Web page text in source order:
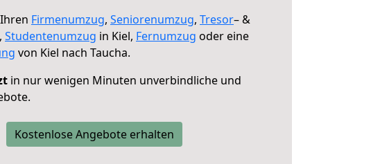
Firmenumzug, Seniorenumzug, Tresor– &
, Studentenumzug in Kiel, Fernumzug oder eine
von Kiel nach Taucha.
in nur wenigen Minuten unverbindliche und
Kostenlose Angebote erhalten